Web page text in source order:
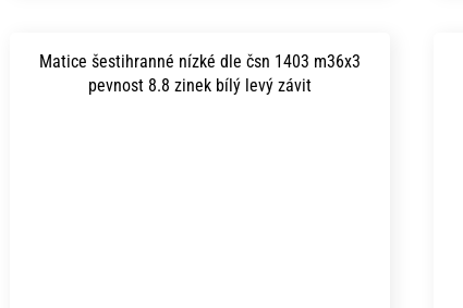
Matice šestihranné nízké dle čsn 1403 m36x3
pevnost 8.8 zinek bílý levý závit